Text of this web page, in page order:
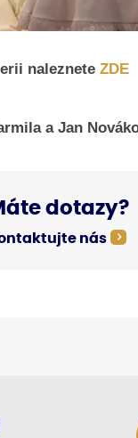
naleznete ZDE
a Jan
dotazy?
nás